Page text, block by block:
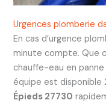
Urgences plomberie
En cas d’urgence
minute compte. Que
chauffe-eau en
équipe est
Épieds 27730